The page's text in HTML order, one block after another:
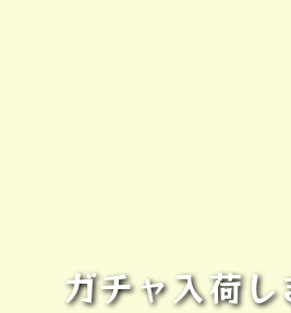
ガチャ入荷し